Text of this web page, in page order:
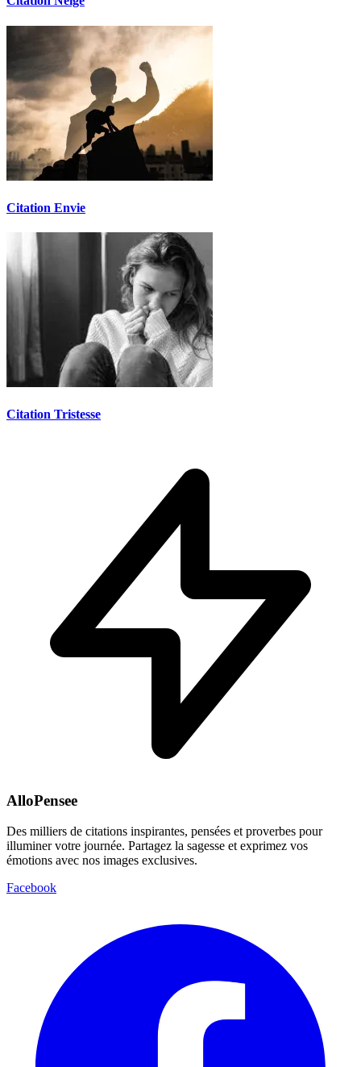
Citation Envie
Citation Tristesse
AlloPensee
Des milliers de citations inspirantes, pensées et proverbes pour
illuminer votre journée. Partagez la sagesse et exprimez vos
émotions avec nos images exclusives.
Facebook